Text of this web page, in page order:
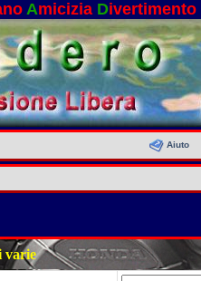
Amicizia Divertimento
Aiuto
varie